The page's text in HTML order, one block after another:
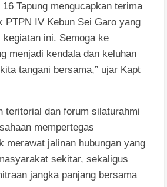
Tapung mengucapkan terima
PTPN IV Kebun Sei Garo yang
ini. Semoga ke
menjadi kendala dan keluhan
tangani bersama,” ujar Kapt
teritorial dan forum silaturahmi
mempertegas
merawat jalinan hubungan yang
sekitar, sekaligus
jangka panjang bersama